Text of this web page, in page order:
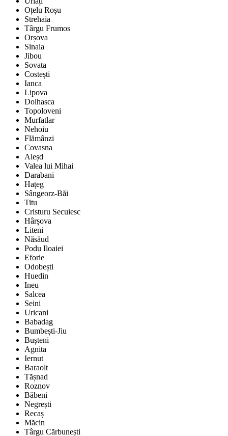
Oțelu Roșu
Strehaia
Târgu Frumos
Orșova
Sinaia
Jibou
Sovata
Costești
Ianca
Lipova
Dolhasca
Topoloveni
Murfatlar
Nehoiu
Flămânzi
Covasna
Aleșd
Valea lui Mihai
Darabani
Hațeg
Sângeorz-Băi
Titu
Cristuru Secuiesc
Hârșova
Liteni
Năsăud
Podu Iloaiei
Eforie
Odobești
Huedin
Ineu
Salcea
Seini
Uricani
Babadag
Bumbești-Jiu
Bușteni
Agnita
Iernut
Baraolt
Tășnad
Roznov
Băbeni
Negrești
Recaș
Măcin
Târgu Cărbunești